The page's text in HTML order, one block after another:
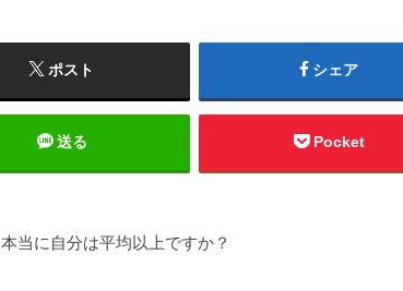
ポスト シェア
送る Pocket
本当に自分は平均以上ですか？